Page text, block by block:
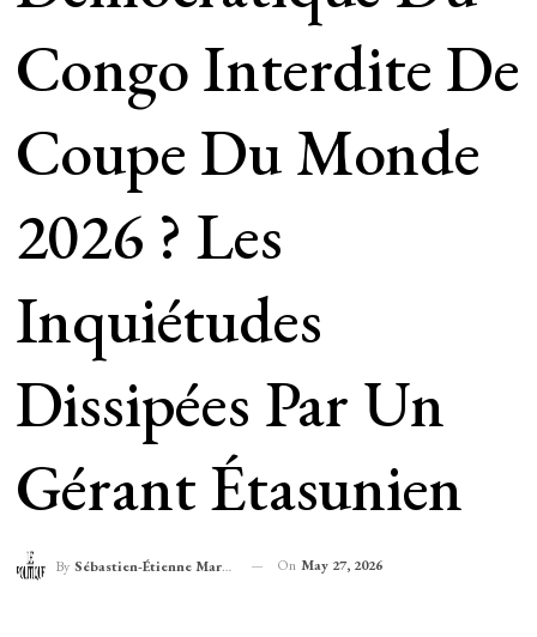
Congo Interdite De
Coupe Du Monde
2026 ? Les
Inquiétudes
Dissipées Par Un
Gérant Étasunien
By Sébastien-Étienne Marechal On May 27, 2026